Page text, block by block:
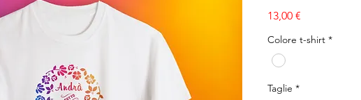
13,00 €
Colore t-shirt *
Taglie *